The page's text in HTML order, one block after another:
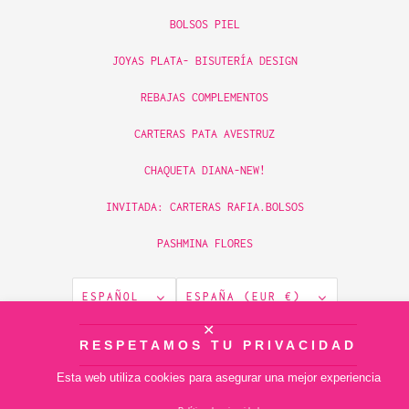
BOLSOS PIEL
JOYAS PLATA- BISUTERÍA DESIGN
REBAJAS COMPLEMENTOS
CARTERAS PATA AVESTRUZ
CHAQUETA DIANA-NEW!
INVITADA: CARTERAS RAFIA.BOLSOS
PASHMINA FLORES
ESPAÑOL ESPAÑA (EUR €)
© 2026piamontemadrid. Tecnología de Shopify
RESPETAMOS TU PRIVACIDAD
Esta web utiliza cookies para asegurar una mejor experiencia
✕